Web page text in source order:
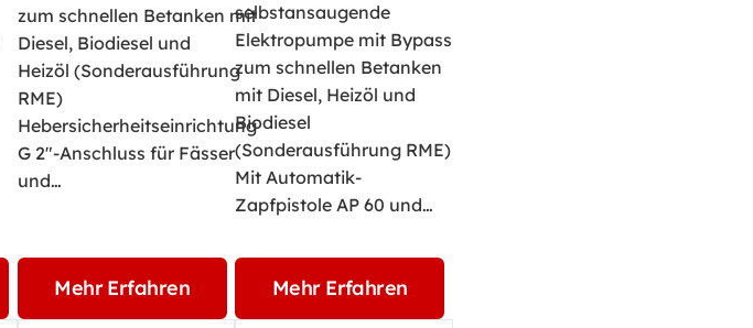
zum schnellen Betanken mit
Diesel, Biodiesel und
Heizöl (Sonderausführung
RME)
Hebersicherheitseinrichtung
G 2"-Anschluss für Fässer
und…
Mehr Erfahren
selbstansaugende
Elektropumpe mit Bypass
zum schnellen Betanken
mit Diesel, Heizöl und
Biodiesel
(Sonderausführung RME)
Mit Automatik-
Zapfpistole AP 60 und…
Mehr Erfahren